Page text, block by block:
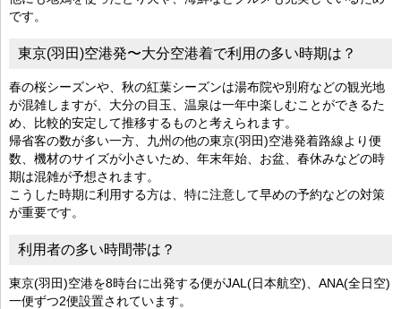
です。
東京(羽田)空港発〜大分空港着で利用の多い時期は？
春の桜シーズンや、秋の紅葉シーズンは湯布院や別府などの観光地
が混雑しますが、大分の目玉、温泉は一年中楽しむことができるた
め、比較的安定して推移するものと考えられます。
帰省客の数が多い一方、九州の他の東京(羽田)空港発着路線より便
数、機材のサイズが小さいため、年末年始、お盆、春休みなどの時
期は混雑が予想されます。
こうした時期に利用する方は、特に注意して早めの予約などの対策
が重要です。
利用者の多い時間帯は？
東京(羽田)空港を8時台に出発する便がJAL(日本航空)、ANA(全日空)
一便ずつ2便設置されています。